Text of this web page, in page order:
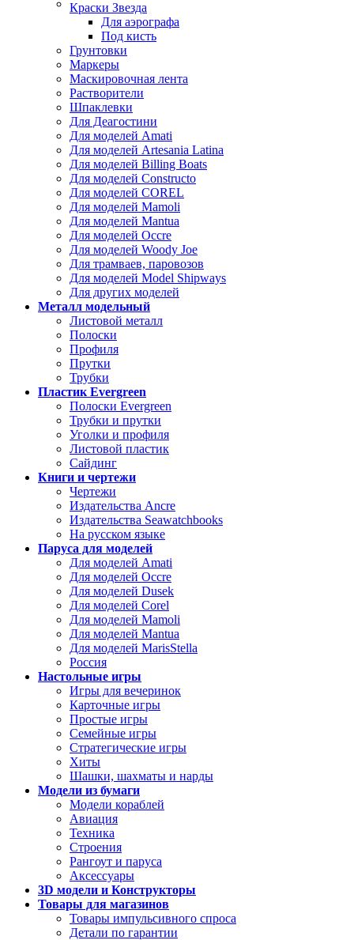
Краски Звезда
Для аэрографа
Под кисть
Грунтовки
Маркеры
Маскировочная лента
Растворители
Шпаклевки
Для Деагостини
Для моделей Amati
Для моделей Artesania Latina
Для моделей Billing Boats
Для моделей Constructo
Для моделей COREL
Для моделей Mamoli
Для моделей Mantua
Для моделей Occre
Для моделей Woody Joe
Для трамваев, паровозов
Для моделей Model Shipways
Для других моделей
Металл модельный
Листовой металл
Полоски
Профиля
Прутки
Трубки
Пластик Evergreen
Полоски Evergreen
Трубки и прутки
Уголки и профиля
Листовой пластик
Сайдинг
Книги и чертежи
Чертежи
Издательства Ancre
Издательства Seawatchbooks
На русском языке
Паруса для моделей
Для моделей Amati
Для моделей Occre
Для моделей Dusek
Для моделей Corel
Для моделей Mamoli
Для моделей Mantua
Для моделей MarisStella
Россия
Настольные игры
Игры для вечеринок
Карточные игры
Простые игры
Семейные игры
Стратегические игры
Хиты
Шашки, шахматы и нарды
Модели из бумаги
Модели кораблей
Авиация
Техника
Строения
Рангоут и паруса
Аксессуары
3D модели и Конструкторы
Товары для магазинов
Товары импульсивного спроса
Детали по гарантии